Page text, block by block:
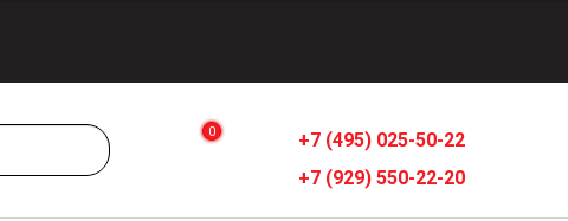
0
+7 (495) 025-50-22
+7 (929) 550-22-20